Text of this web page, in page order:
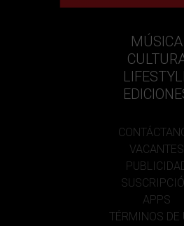
MÚSICA
VACANTES
APPS
TÉRMINOS DE